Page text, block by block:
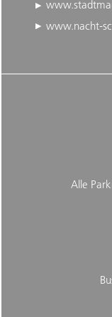
www.nacht-
Alle